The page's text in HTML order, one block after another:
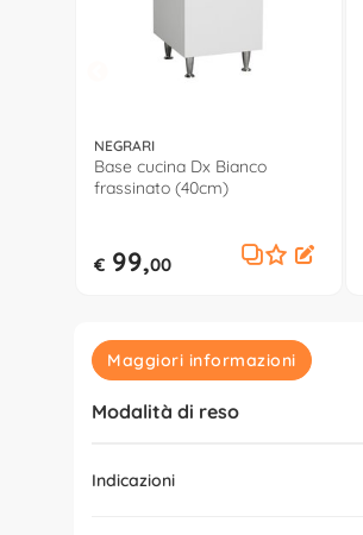
NEGRARI
Base cucina Dx Bianco
frassinato (40cm)
€ 99,00
Maggiori informazioni
Modalità di reso
Indicazioni